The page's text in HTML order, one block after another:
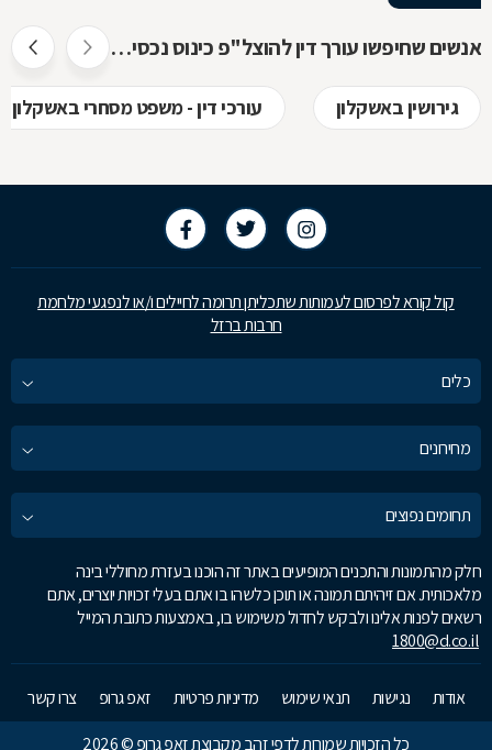
אנשים שחיפשו עורך דין להוצל"פ כינוס נכסים ופשיטת רגל חיפשו גם
גירושין באשקלון עורכי דין - משפט מסחרי באשקלון
קול קורא לפרסום לעמותות שתכליתן תרומה לחיילים ו/או לנפגעי מלחמת
חרבות ברזל
כלים
מחירונים
תחומים נפוצים
חלק מהתמונות והתכנים המופיעים באתר זה הוכנו בעזרת מחוללי בינה
מלאכותית. אם זיהיתם תמונה או תוכן כלשהו בו אתם בעלי זכויות יוצרים, אתם
רשאים לפנות אלינו ולבקש לחדול משימוש בו, באמצעות כתובת המייל
1800@d.co.il
אודות נגישות תנאי שימוש מדיניות פרטיות זאפ גרופ
צרו קשר
כל הזכויות שמורות לדפי זהב מקבוצת זאפ גרופ © 2026